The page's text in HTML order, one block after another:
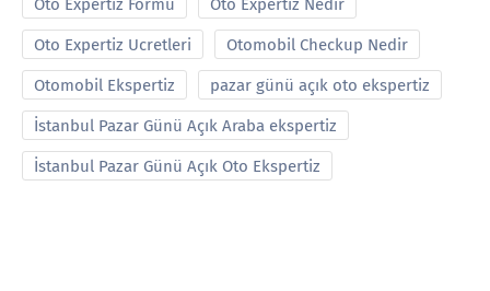
Oto Expertiz Formu Oto Expertiz Nedir
Oto Expertiz Ucretleri Otomobil Checkup Nedir
Otomobil Ekspertiz pazar günü açık oto ekspertiz
İstanbul Pazar Günü Açık Araba ekspertiz
İstanbul Pazar Günü Açık Oto Ekspertiz